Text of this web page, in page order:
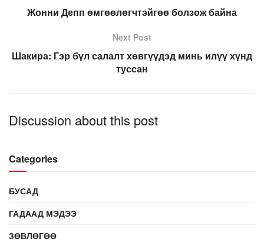
Жонни Депп өмгөөлөгчтэйгөө болзож байна
Next Post
Шакира: Гэр бүл салалт хөвгүүдэд минь илүү хүнд
туссан
Discussion about this post
Categories
БУСАД
ГАДААД МЭДЭЭ
ЗӨВЛӨГӨӨ